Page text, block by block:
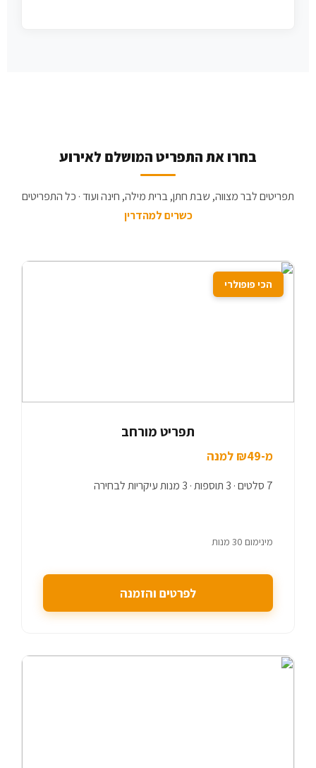
בחרו את התפריט המושלם לאירוע
תפריטים לבר מצווה, שבת חתן, ברית מילה, חינה ועוד · כל התפריטים
כשרים למהדרין
הכי פופולרי
תפריט מורחב
מ-₪49 למנה
7 סלטים · 3 תוספות · 3 מנות עיקריות לבחירה
מינימום 30 מנות
לפרטים והזמנה